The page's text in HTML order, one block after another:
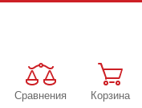
Сравнения Корзина